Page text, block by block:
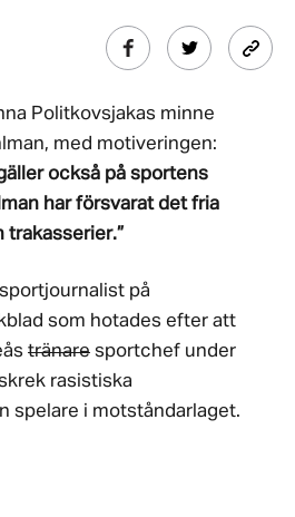
Politkovsjakas minne
med motiveringen:
också på sportens
har försvarat det fria
på
som hotades efter att
tränare sportchef under
rasistiska
spelare i motståndarlaget.